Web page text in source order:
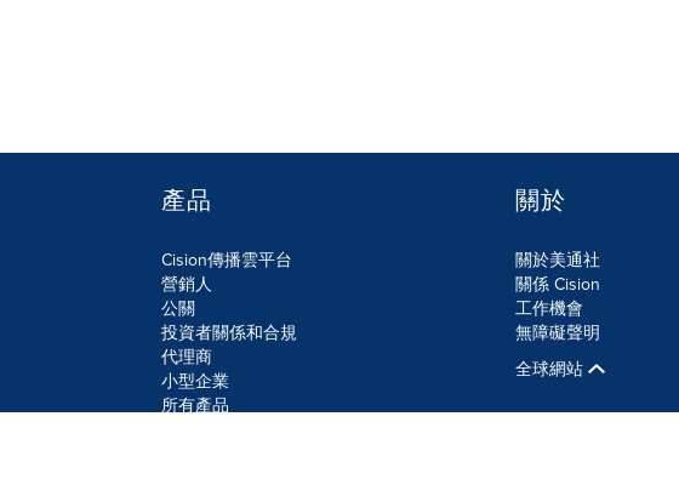
產品
Cision傳播雲平台
營銷人
公關
投資者關係和合規
代理商
小型企業
所有產品
關於
關於美通社
關係 Cision
工作機會
無障礙聲明
全球網站